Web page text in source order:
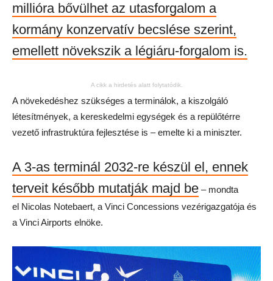
millióra bővülhet az utasforgalom a
kormány konzervatív becslése szerint,
emellett növekszik a légiáru-forgalom is.
A cikk a hirdetés alatt folytatódik.
A növekedéshez szükséges a terminálok, a kiszolgáló
létesítmények, a kereskedelmi egységek és a repülőtérre
vezető infrastruktúra fejlesztése is – emelte ki a miniszter.
A 3-as terminál 2032-re készül el, ennek
terveit később mutatják majd be – mondta
el Nicolas Notebaert, a Vinci Concessions vezérigazgatója és
a Vinci Airports elnöke.